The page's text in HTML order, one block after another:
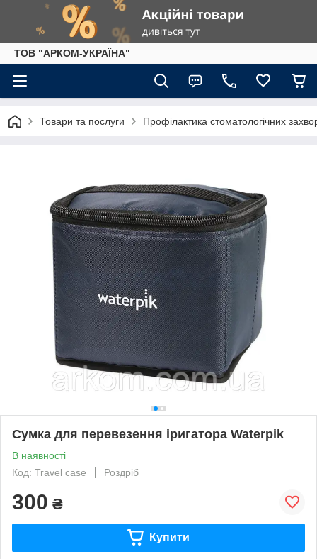
ТОВ "АРКОМ-УКРАЇНА"
Товари та послуги Профілактика стоматологічних
Сумка для перевезення іригатора Waterpik
В наявності
Код: Travel case
Роздріб
300 ₴
Купити